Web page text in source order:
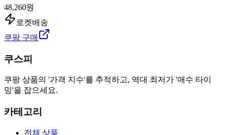
48,260원
로켓배송
쿠팡 구매
쿠스피
쿠팡 상품의 '가격 지수'를 추적하고, 역대 최저가 '매수 타이
밍'을 잡으세요.
카테고리
전체 상품